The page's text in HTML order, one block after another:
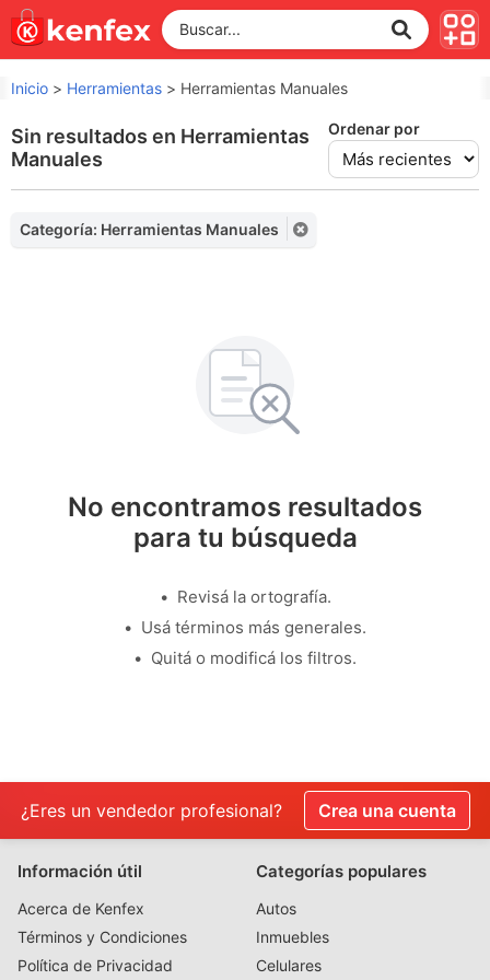
Inicio > Herramientas > Herramientas Manuales
Sin resultados en Herramientas
Manuales
Ordenar por
Categoría: Herramientas Manuales
No encontramos resultados
para tu búsqueda
Revisá la ortografía.
Usá términos más generales.
Quitá o modificá los filtros.
¿Eres un vendedor profesional? Crea una cuenta
Información útil
Acerca de Kenfex
Términos y Condiciones
Política de Privacidad
Categorías populares
Autos
Inmuebles
Celulares